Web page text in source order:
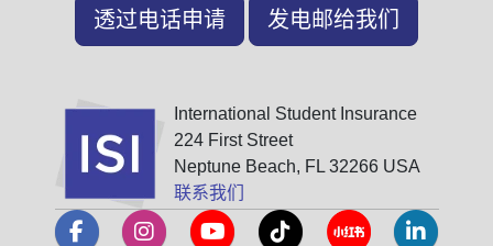
透过电话申请 发电邮给我们
International Student Insurance
224 First Street
Neptune Beach, FL 32266 USA
联系我们